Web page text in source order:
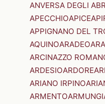
ANVERSA DEGLI
APECCHIOAPICE
APPIGNANO DEL
AQUINOARADEO
ARCINAZZO
ARDESIOARDORE
ARIANO IRPINO
ARMENTO